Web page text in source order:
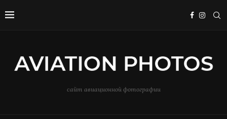
сайт авиационной фотографии